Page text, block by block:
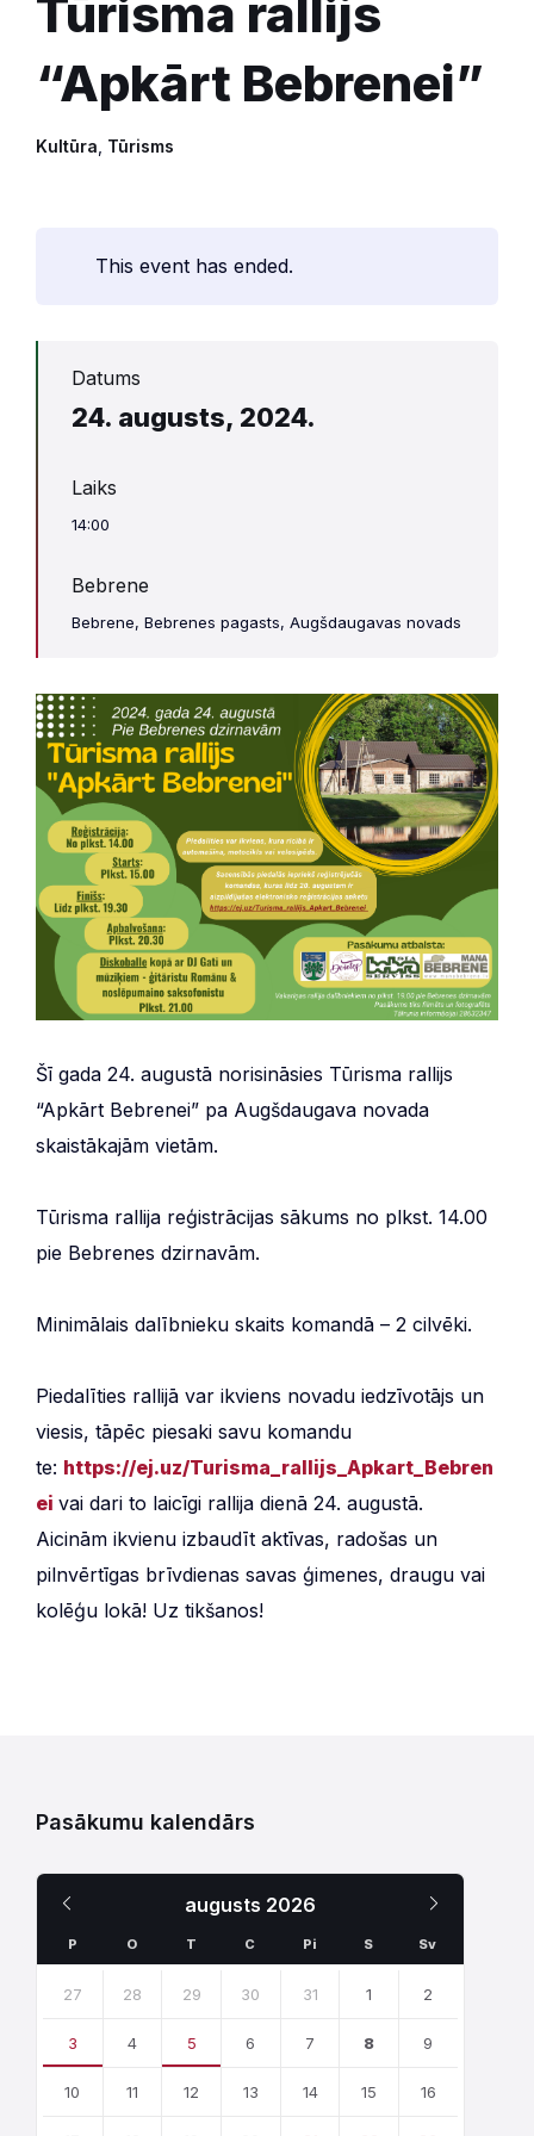
Tūrisma rallijs
“Apkārt Bebrenei”
Kultūra Tūrisms
This event has ended.
Datums
24. augusts, 2024.
Laiks
14:00
Bebrene
Bebrene, Bebrenes pagasts, Augšdaugavas novads
Šī gada 24. augustā norisināsies Tūrisma rallijs
“Apkārt Bebrenei” pa Augšdaugava novada
skaistākajām vietām.
Tūrisma rallija reģistrācijas sākums no plkst. 14.00
pie Bebrenes dzirnavām.
Minimālais dalībnieku skaits komandā – 2 cilvēki.
Piedalīties rallijā var ikviens novadu iedzīvotājs un
viesis, tāpēc piesaki savu komandu
te: https://ej.uz/Turisma_rallijs_Apkart_Bebren
ei vai dari to laicīgi rallija dienā 24. augustā.
Aicinām ikvienu izbaudīt aktīvas, radošas un
pilnvērtīgas brīvdienas savas ģimenes, draugu vai
kolēģu lokā! Uz tikšanos!
Pasākumu kalendārs
augusts 2026
Mēnesis
P O T C Pi S Sv
calendar
27 28 29 30 31 1 2
3 4 5 6 7 8 9
10 11 12 13 14 15 16